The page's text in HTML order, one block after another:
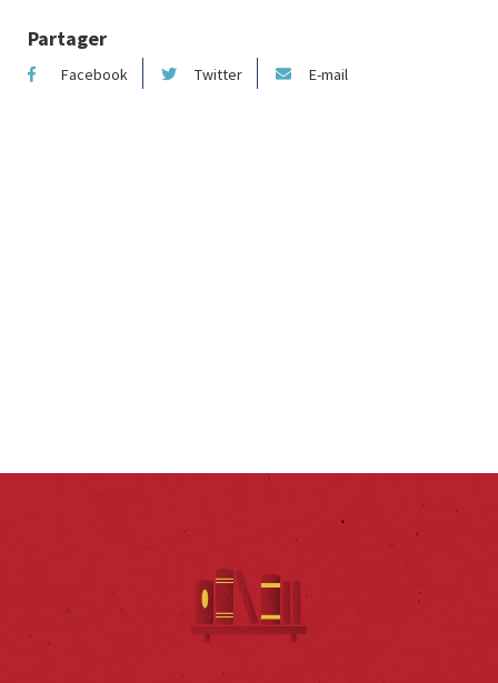
Partager
Facebook Twitter E-mail